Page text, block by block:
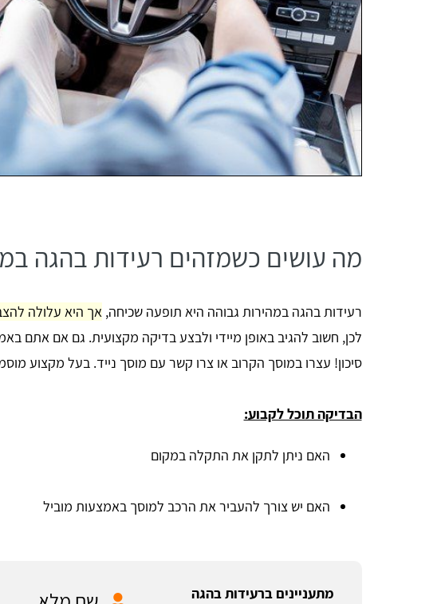
מה עושים כשמזהים רעידות בהגה
רעידות בהגה במהירות גבוהה היא תופעה שכיחה,אך היא עלולה
לכן, חשוב להגיב באופן מיידי ולבצע בדיקה מקצועית. גם אם אתם
סיכון! עצרו במוסך הקרוב או צרו קשר עם מוסך נייד. בעל מקצוע
הבדיקה תוכל לקבוע:
האם ניתן לתקן את התקלה במקום
האם יש צורך להעביר את הרכב למוסך באמצעות מוביל
מתעניינים ברעידות בהגה